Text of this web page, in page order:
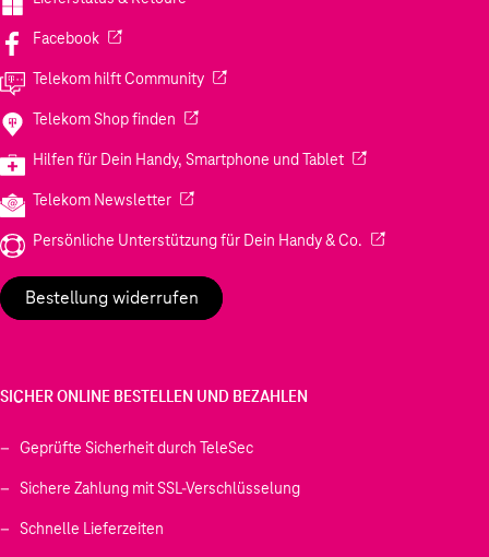
Facebook(Wird in einem neuen Tab geöffnet)
Telekom hilft Community(Wird in einem neuen Tab geöffnet)
Telekom Shop finden (Wird in einem neuen Tab geöffnet)
Hilfen für Dein Handy, Smartphone und Tablet(Wird in einem
Telekom Newsletter(Wird in einem neuen Tab geöffnet)
Persönliche Unterstützung für Dein Handy & Co. (Wird in einem
Bestellung widerrufen
SICHER ONLINE BESTELLEN UND BEZAHLEN
Geprüfte Sicherheit durch TeleSec
Sichere Zahlung mit SSL-Verschlüsselung
Schnelle Lieferzeiten